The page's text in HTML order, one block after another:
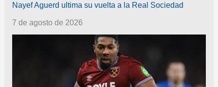
Nayef Aguerd ultima su vuelta a la Real Sociedad
7 de agosto de 2026